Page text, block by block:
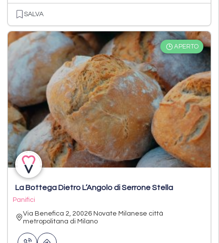
SALVA
APERTO
La Bottega Dietro L’Angolo di Serrone Stella
Panifici
Via Benefica 2, 20026 Novate Milanese città
metropolitana di Milano